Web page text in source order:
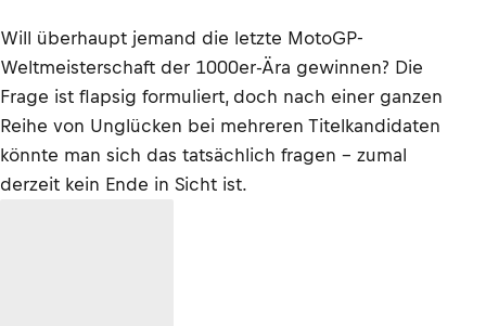
Will überhaupt jemand die letzte MotoGP-
Weltmeisterschaft der 1000er-Ära gewinnen? Die
Frage ist flapsig formuliert, doch nach einer ganzen
Reihe von Unglücken bei mehreren Titelkandidaten
könnte man sich das tatsächlich fragen – zumal
derzeit kein Ende in Sicht ist.